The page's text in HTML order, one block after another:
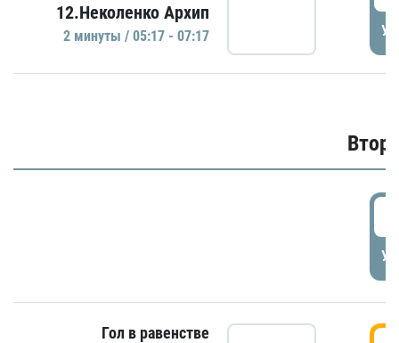
12.Неколенко Архип
2 минуты / 05:17 - 07:17
Гол в равенстве